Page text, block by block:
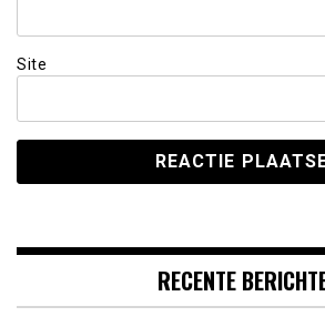
Site
RECENTE